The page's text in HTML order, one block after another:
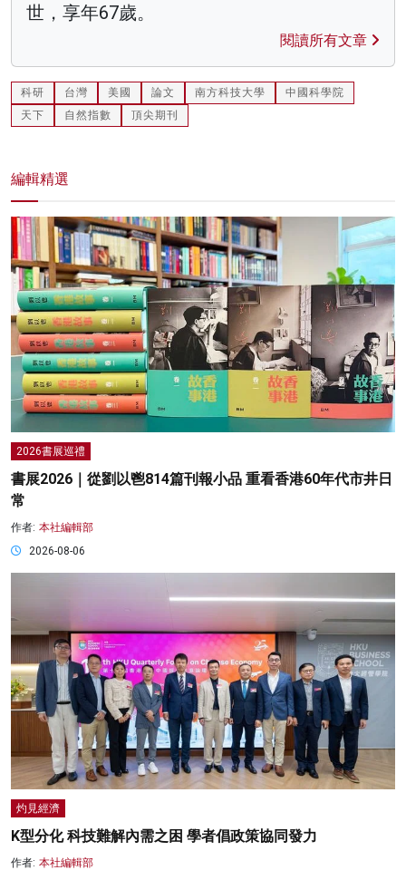
世，享年67歲。
閱讀所有文章
科研 台灣 美國 論文 南方科技大學
中國科學院
天下
自然指數 頂尖期刊
編輯精選
2026書展巡禮
書展2026｜從劉以鬯814篇刊報小品 重看香港60年代市井日
常
作者: 本社編輯部
2026-08-06
灼見經濟
K型分化 科技難解內需之困 學者倡政策協同發力
作者: 本社編輯部